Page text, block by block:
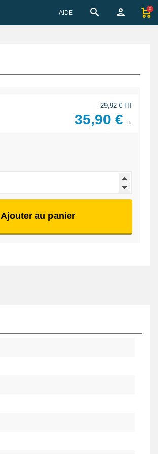
AIDE
0
29,92 € HT
35,90 € ttc
Ajouter au panier